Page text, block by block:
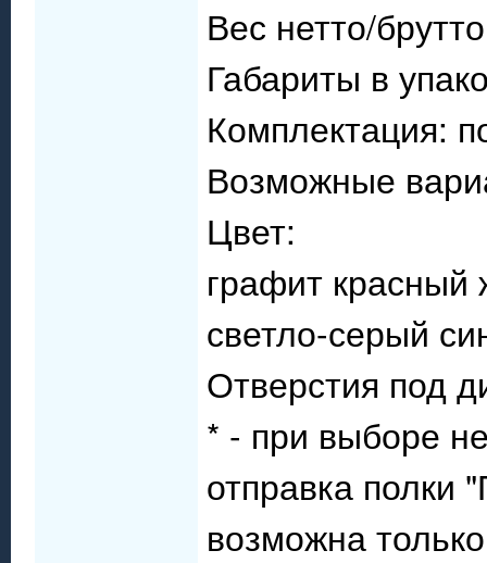
Вес нетто/
Габариты в
Комплектация:
Возможные
Цвет:
графит красный
светло-серый
Отверстия под
* - при выборе
отправка полки
возможна